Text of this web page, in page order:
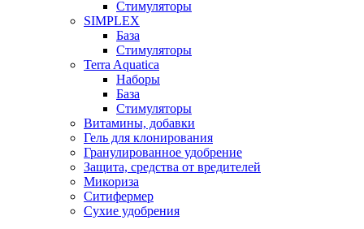
Стимуляторы
SIMPLEX
База
Стимуляторы
Terra Aquatica
Наборы
База
Стимуляторы
Витамины, добавки
Гель для клонирования
Гранулированное удобрение
Защита, средства от вредителей
Микориза
Ситифермер
Сухие удобрения